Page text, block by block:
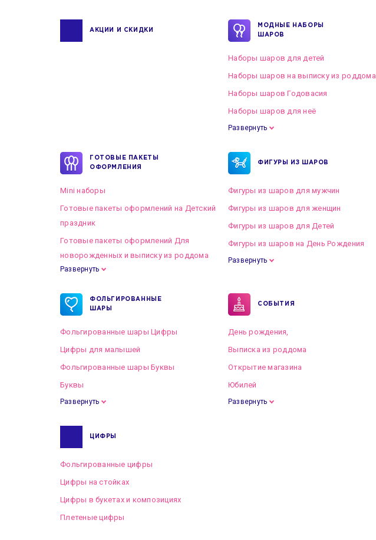
АКЦИИ И СКИДКИ
МОДНЫЕ НАБОРЫ
ШАРОВ
Наборы шаров для детей
Наборы шаров на выписку из роддома
Наборы шаров Годовасия
Наборы шаров для неё
Развернуть
ГОТОВЫЕ ПАКЕТЫ
ОФОРМЛЕНИЯ
Mini наборы
Готовые пакеты оформлений на Детский
праздник
Готовые пакеты оформлений Для
новорожденных и выписку из роддома
Готовые пакеты оформлений на Свадьбу
Развернуть
ФИГУРЫ ИЗ ШАРОВ
Фигуры из шаров для мужчин
Фигуры из шаров для женщин
Фигуры из шаров для Детей
Фигуры из шаров на День Рождения
Развернуть
ФОЛЬГИРОВАННЫЕ
ШАРЫ
Фольгированные шары Цифры
Цифры для малышей
Фольгированные шары Буквы
Буквы
Развернуть
СОБЫТИЯ
День рождения,
Выписка из роддома
Открытие магазина
Юбилей
Развернуть
ЦИФРЫ
Фольгированные цифры
Цифры на стойках
Цифры в букетах и композициях
Плетеные цифры